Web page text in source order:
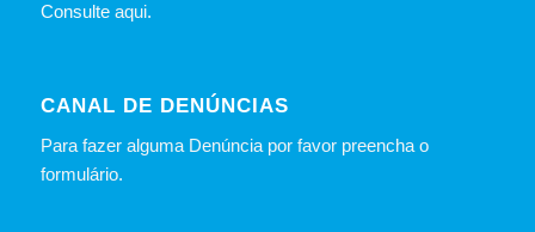
Consulte aqui.
CANAL DE DENÚNCIAS
Para fazer alguma Denúncia por favor preencha o
formulário.